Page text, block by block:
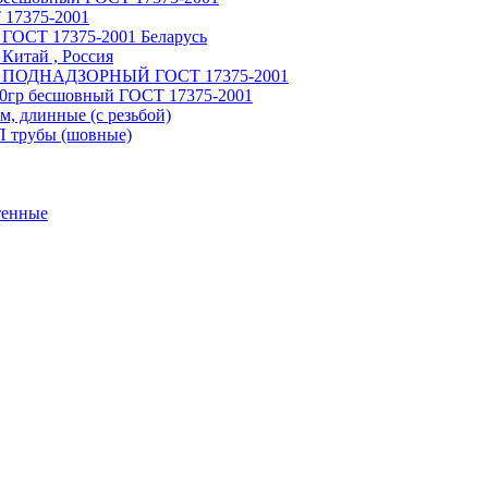
2001
17375-2001 Беларусь
, Россия
ПОДНАДЗОРНЫЙ ГОСТ 17375-2001
бесшовный ГОСТ 17375-2001
длинные (с резьбой)
трубы (шовные)